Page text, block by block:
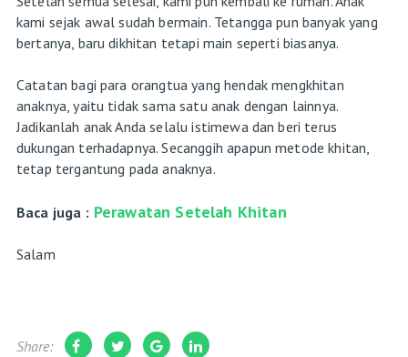
kami sejak awal sudah bermain. Tetangga pun banyak yang
bertanya, baru dikhitan tetapi main seperti biasanya.
Catatan bagi para orangtua yang hendak mengkhitan
anaknya, yaitu tidak sama satu anak dengan lainnya.
Jadikanlah anak Anda selalu istimewa dan beri terus
dukungan terhadapnya. Secanggih apapun metode khitan,
tetap tergantung pada anaknya.
Baca juga : Perawatan Setelah Khitan
Salam
Share: